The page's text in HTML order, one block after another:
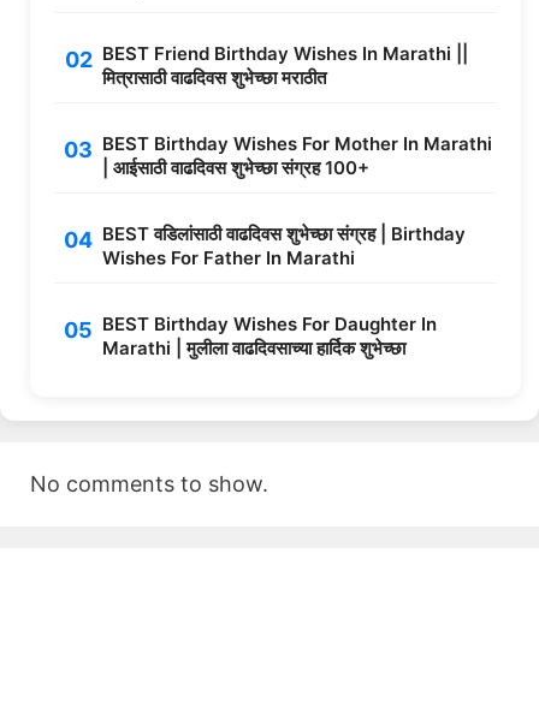
BEST Friend Birthday Wishes In Marathi ||
मित्रासाठी वाढदिवस शुभेच्छा मराठीत
BEST Birthday Wishes For Mother In Marathi
| आईसाठी वाढदिवस शुभेच्छा संग्रह 100+
BEST वडिलांसाठी वाढदिवस शुभेच्छा संग्रह | Birthday
Wishes For Father In Marathi
BEST Birthday Wishes For Daughter In
Marathi | मुलीला वाढदिवसाच्या हार्दिक शुभेच्छा
No comments to show.